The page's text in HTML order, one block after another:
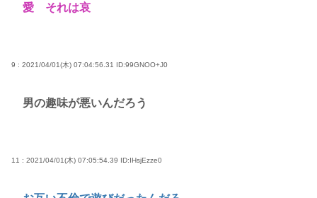
愛 それは哀
9 : 2021/04/01(木) 07:04:56.31 ID:99GNOO+J0
男の趣味が悪いんだろう
11 : 2021/04/01(木) 07:05:54.39 ID:IHsjEzze0